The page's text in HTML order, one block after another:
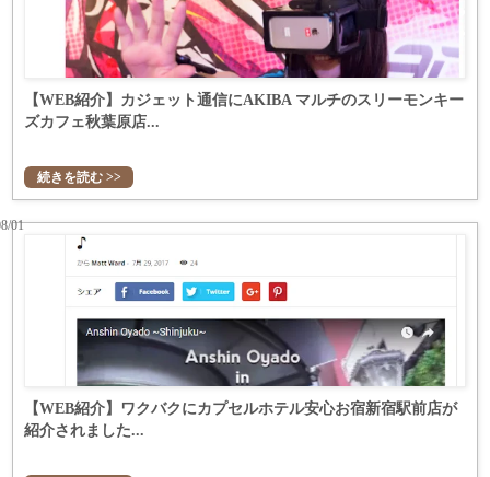
【WEB紹介】カジェット通信にAKIBA マルチのスリーモンキー
ズカフェ秋葉原店...
続きを読む >>
【WEB紹介】ワクバクにカプセルホテル安心お宿新宿駅前店が
紹介されました...
01